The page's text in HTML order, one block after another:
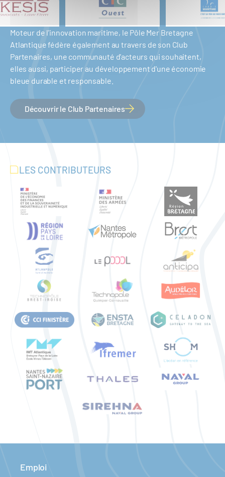
Moteur de l'innovation maritime, le Pôle Mer Bretagne
Atlantique fédère également au travers de son Club
Partenaires, une communauté d'acteurs qui souhaitent,
elles aussi, participer au développement d'une économie
bleue durable et responsable.
Découvrir le Club Partenaires
LES CONTRIBUTEURS
Emploi